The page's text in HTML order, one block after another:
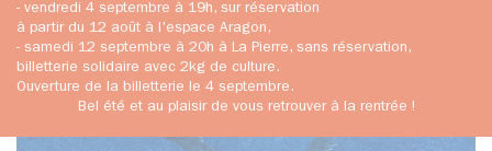
- vendredi 4 septembre à 19h, sur réservation
à partir du 12 août à l'espace Aragon,
- samedi 12 septembre à 20h à La Pierre, sans réservation,
billetterie solidaire avec 2kg de culture.
Ouverture de la billetterie le 4 septembre.
Bel été et au plaisir de vous retrouver à la rentrée !